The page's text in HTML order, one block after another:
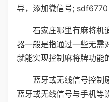
导，添加微信号; sdf6770
石家庄哪里有麻将机
器一般是指通过一些无需
就能实现控制麻将牌功能
蓝牙或无线信号控制
蓝牙或无线信号与手机等